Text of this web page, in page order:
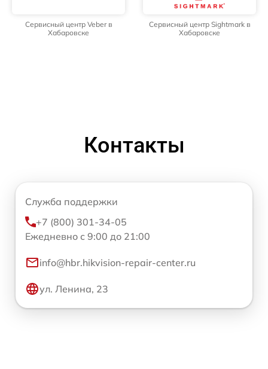
Сервисный центр Veber в
Хабаровске
Сервисный центр Sightmark в
Хабаровске
Контакты
Служба поддержки
+7 (800) 301-34-05
Ежедневно с 9:00 до 21:00
info@hbr.hikvision-repair-center.ru
ул. Ленина, 23